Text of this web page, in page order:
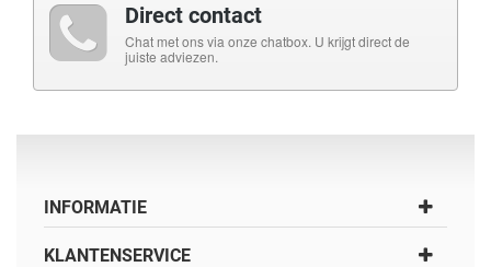
Direct contact
Chat met ons via onze chatbox. U krijgt direct de
juiste adviezen.
INFORMATIE
KLANTENSERVICE